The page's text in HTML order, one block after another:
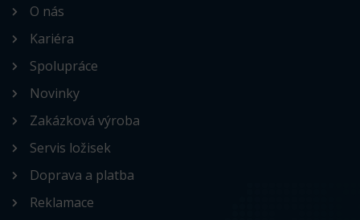
O nás
Kariéra
Spolupráce
Novinky
Zakázková výroba
Servis ložisek
Doprava a platba
Reklamace